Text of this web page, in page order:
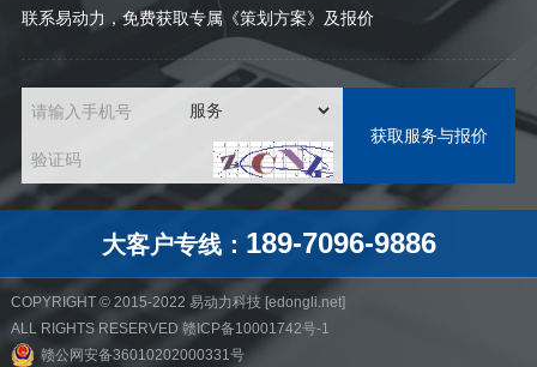
联系易动力，免费获取专属《策划方案》及报价
请输入手机号
验证码
大客户专线： 189-7096-9886
COPYRIGHT © 2015-2022 易动力科技[edongli.net]
ALL RIGHTS RESERVED 赣ICP备10001742号-1
赣公网安备36010202000331号